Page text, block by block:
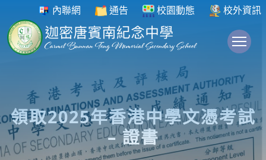
內聯網 通告 校園動態 校外資訊
領取2025年香港中學文憑考試
– 證書